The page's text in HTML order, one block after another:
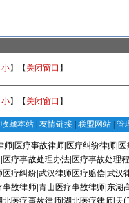
小】【 关闭窗口 】
小】【 关闭窗口 】
收藏本站 友情链接 联盟网站 管
师| 医疗事故律师 医疗纠纷律师 医
医疗事故处理办法| 医疗事故处理
医疗纠纷| 武汉律师医疗赔偿| 武汉
事故律师| 青山医疗事故律师| 东湖
北医疗事故律师| 湖北医疗律师| 天